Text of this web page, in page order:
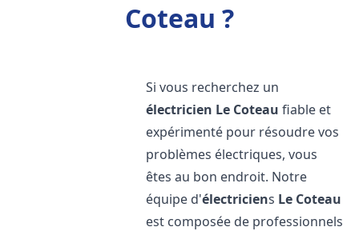
Coteau ?
Si vous recherchez un
électricien Le Coteau fiable et
expérimenté pour résoudre vos
problèmes électriques, vous
êtes au bon endroit. Notre
équipe d'électriciens Le Coteau
est composée de professionnels